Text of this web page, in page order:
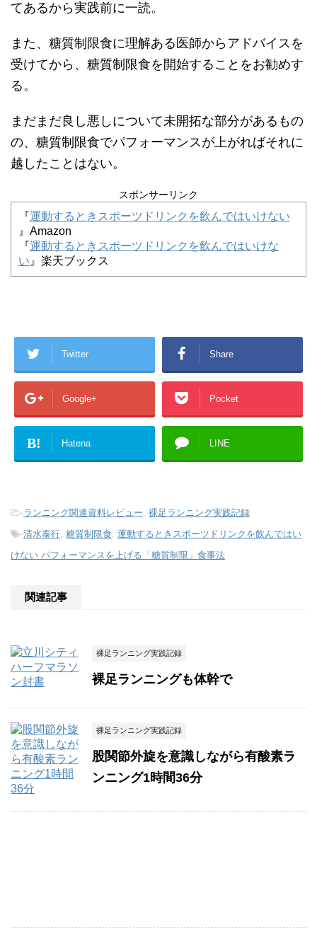
てあるから実践前に一読。
また、糖質制限食に理解ある医師からアドバイスを
受けてから、糖質制限食を開始することをお勧めす
る。
まだまだ良し悪しについて未開拓な部分があるもの
の、糖質制限食でパフォーマンスが上がればそれに
越したことはない。
スポンサーリンク
『運動するときスポーツドリンクを飲んではいけない
』Amazon
『運動するときスポーツドリンクを飲んではいけな
い 』楽天ブックス
Twitter Share
Google+ Pocket
B! Hatena LINE
-ランニング関連資料レビュー, 裸足ランニング実践記録
-清水泰行, 糖質制限食, 運動するときスポーツドリンクを飲んではい
けない パフォーマンスを上げる「糖質制限」食事法
関連記事
裸足ランニング実践記録
裸足ランニングも体幹で
裸足ランニング実践記録
股関節外旋を意識しながら有酸素ラ
ンニング1時間36分